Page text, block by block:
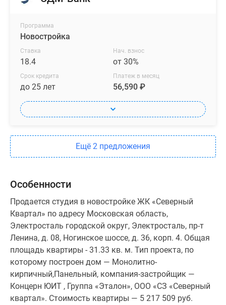
Программа
Новостройка
Ставка
18.4
Нач. взнос
от 30%
Срок кредита
до 25 лет
Платеж в месяц
56,590 ₽
Ещё 2 предложения
Особенности
Продается студия в новостройке ЖК «Северный
Квартал» по адресу Московская область,
Электросталь городской округ, Электросталь, пр-т
Ленина, д. 08, Ногинское шоссе, д. 36, корп. 4. Общая
площадь квартиры - 31.33 кв. м. Тип проекта, по
которому построен дом — Монолитно-
кирпичный,Панельный, компания-застройщик —
Концерн ЮИТ , Группа «Эталон», ООО «СЗ «Северный
квартал». Стоимость квартиры — 5 217 509 руб.